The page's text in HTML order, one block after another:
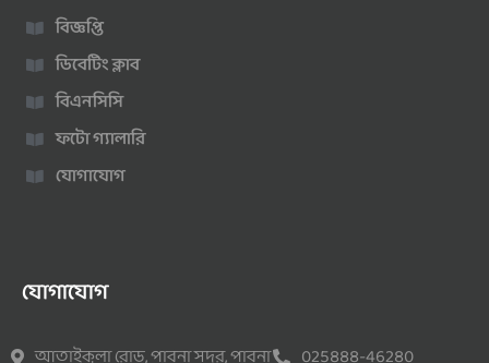
বিজ্ঞপ্তি
ডিবেটিং ক্লাব
বিএনসিসি
ফটো গ্যালারি
যোগাযোগ
যোগাযোগ
আতাইকুলা রোড, পাবনা সদর, পাবনা 025888-46280